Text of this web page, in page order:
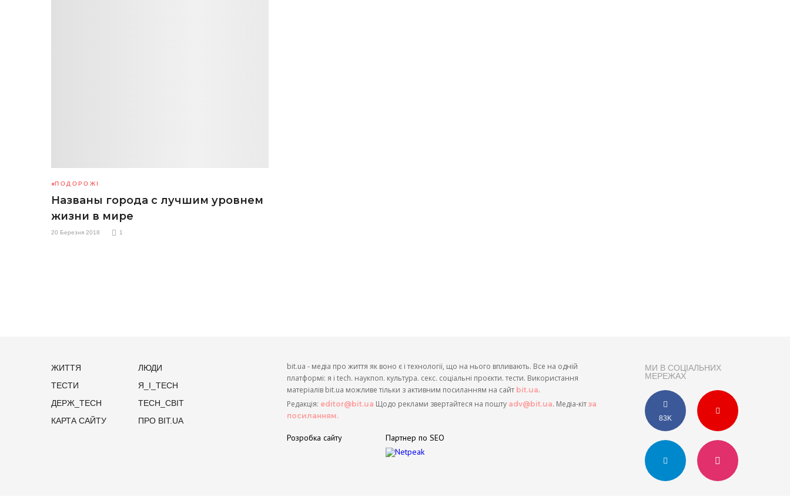
ПОДОРОЖІ
Названы города с лучшим уровнем
жизни в мире
20 Березня 2018 1
ЖИТТЯ
ЛЮДИ
ТЕСТИ
Я_І_TECH
ДЕРЖ_TECH
TECH_СВІТ
КАРТА САЙТУ
ПРО BIT.UA
МИ В СОЦІАЛЬНИХ
МЕРЕЖАХ
83K
bit.ua - медіа про життя як воно є і технології, що на нього впливають. Все на одній
платформі: я і tech. наукпоп. культура. секс. соціальні проєкти. тести. Використання
матеріалів bit.ua можливе тільки з активним посиланням на сайт bit.ua.
Редакція: editor@bit.ua Щодо реклами звертайтеся на пошту adv@bit.ua. Медіа-кіт за
посиланням.
Розробка сайту Партнер по SEO